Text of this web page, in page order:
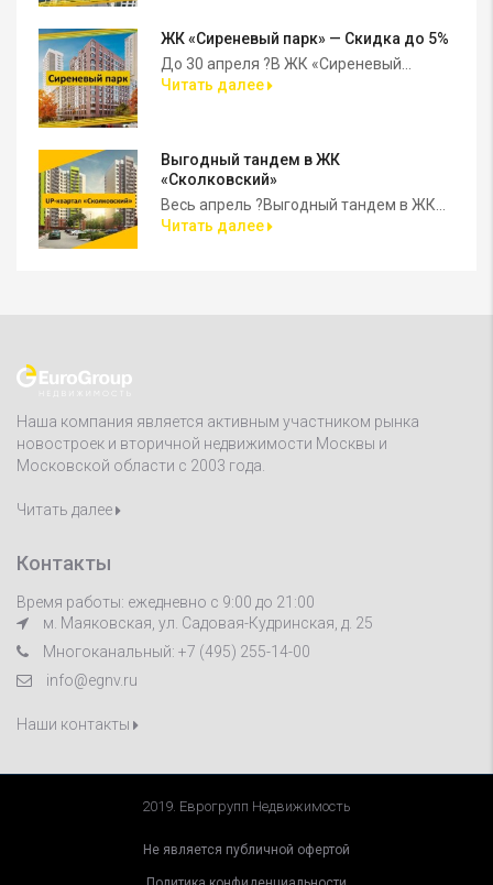
ЖК «Сиреневый парк» — Скидка до 5%
До 30 апреля ?В ЖК «Сиреневый...
Читать далее
Выгодный тандем в ЖК
«Сколковский»
Весь апрель ?Выгодный тандем в ЖК...
Читать далее
Наша компания является активным участником рынка
новостроек и вторичной недвижимости Москвы и
Московской области с 2003 года.
Читать далее
Контакты
Время работы: ежедневно с 9:00 до 21:00
м. Маяковская, ул. Садовая-Кудринская, д. 25
Многоканальный: +7 (495) 255-14-00
info@egnv.ru
Наши контакты
2019. Еврогрупп Недвижимость
Не является публичной офертой